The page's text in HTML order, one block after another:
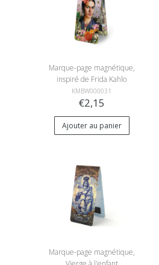
Marque-page magnétique,
inspiré de Frida Kahlo
KMBW000031
€2,15
Ajouter au panier
Marque-page magnétique,